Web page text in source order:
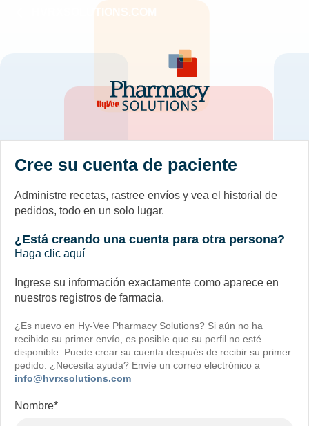
Cree su cuenta de paciente
Administre recetas, rastree envíos y vea el historial de
pedidos, todo en un solo lugar.
¿Está creando una cuenta para otra persona?
Haga clic aquí
Ingrese su información exactamente como aparece en
nuestros registros de farmacia.
¿Es nuevo en Hy-Vee Pharmacy Solutions? Si aún no ha
recibido su primer envío, es posible que su perfil no esté
disponible. Puede crear su cuenta después de recibir su primer
pedido. ¿Necesita ayuda? Envíe un correo electrónico a
info@hvrxsolutions.com
Cree
Nombre*